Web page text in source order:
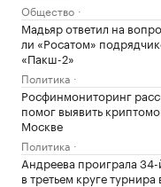
Общество
Мадьяр ответил на
ли «Росатом»
«Пакш-2»
Политика
Росфинмониторинг
помог выявить
Москве
Политика
Андреева проиграла
в третьем круге турнира